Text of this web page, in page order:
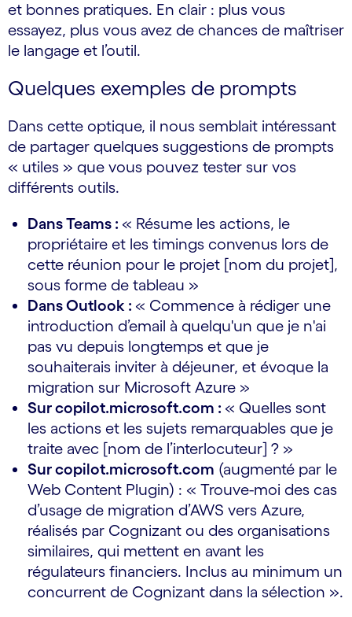
et bonnes pratiques. En clair : plus vous
essayez, plus vous avez de chances de maîtriser
le langage et l’outil.
Quelques exemples de prompts
Dans cette optique, il nous semblait intéressant
de partager quelques suggestions de prompts
« utiles » que vous pouvez tester sur vos
différents outils.
Dans Teams : « Résume les actions, le
propriétaire et les timings convenus lors de
cette réunion pour le projet [nom du projet],
sous forme de tableau »
Dans Outlook : « Commence à rédiger une
introduction d’email à quelqu'un que je n'ai
pas vu depuis longtemps et que je
souhaiterais inviter à déjeuner, et évoque la
migration sur Microsoft Azure »
Sur copilot.microsoft.com : « Quelles sont
les actions et les sujets remarquables que je
traite avec [nom de l’interlocuteur] ? »
Sur copilot.microsoft.com (augmenté par le
Web Content Plugin) : « Trouve-moi des cas
d’usage de migration d’AWS vers Azure,
réalisés par Cognizant ou des organisations
similaires, qui mettent en avant les
régulateurs financiers. Inclus au minimum un
concurrent de Cognizant dans la sélection ».